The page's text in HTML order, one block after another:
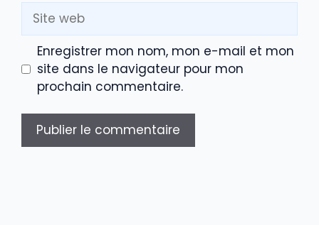
Site
web
Enregistrer mon nom, mon e-mail et mon
site dans le navigateur pour mon
prochain commentaire.